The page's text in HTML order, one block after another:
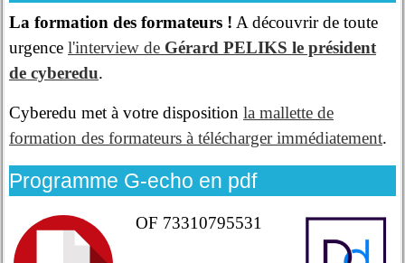
La formation des formateurs ! A découvrir de toute
urgence l'interview de Gérard PELIKS le président
de cyberedu.
Cyberedu met à votre disposition la mallette de
formation des formateurs à télécharger immédiatement.
Programme G-echo en pdf
OF 73310795531